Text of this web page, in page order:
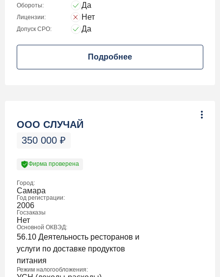
Обороты: Да
Лицензии: Нет
Допуск СРО: Да
Подробнее
ООО СЛУЧАЙ
350 000 ₽
Фирма проверена
Город:
Самара
Год регистрации:
2006
Госзаказы
Нет
Основной ОКВЭД:
56.10 Деятельность ресторанов и
услуги по доставке продуктов
питания
Режим налогообложения: